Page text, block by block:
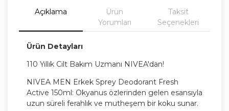
Açıklama
Ürün
Yorumları
Taksit
Seçenekleri
Ürün Detayları
110 Yıllık Cilt Bakım Uzmanı NIVEA'dan!
NIVEA MEN Erkek Sprey Deodorant Fresh
Active 150ml: Okyanus özlerinden gelen esansıyla
uzun süreli ferahlık ve mutheşem bir koku sunar.